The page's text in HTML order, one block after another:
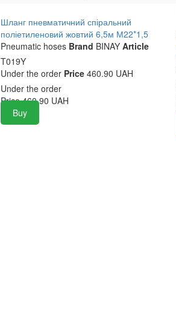
Шланг пневматичний спіральний
поліетиленовий жовтий 6,5м М22*1,5
Pneumatic hoses Brand BINAY Article
T019Y
Under the order Price460.90 UAH
Under the order
Price 460.90 UAH
Buy